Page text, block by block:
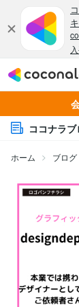
ココナラ
ホーム ブロ